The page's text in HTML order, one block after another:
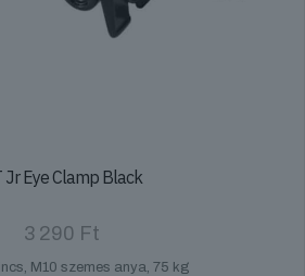
Jr Eye Clamp Black
3 290 Ft
M10 szemes anya, 75 kg